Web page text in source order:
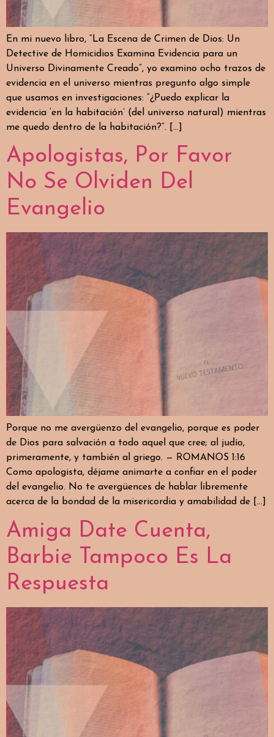
En mi nuevo libro, “La Escena de Crimen de Dios: Un
Detective de Homicidios Examina Evidencia para un
Universo Divinamente Creado”, yo examino ocho trazos de
evidencia en el universo mientras pregunto algo simple
que usamos en investigaciones: “¿Puedo explicar la
evidencia ‘en la habitación’ (del universo natural) mientras
me quedo dentro de la habitación?”. […]
Apologistas, Por Favor
No Se Olviden Del
Evangelio
Porque no me avergüenzo del evangelio, porque es poder
de Dios para salvación a todo aquel que cree; al judío,
primeramente, y también al griego. — ROMANOS 1:16
Como apologista, déjame animarte a confiar en el poder
del evangelio. No te avergüences de hablar libremente
acerca de la bondad de la misericordia y amabilidad de […]
Amiga Date Cuenta,
Barbie Tampoco Es La
Respuesta